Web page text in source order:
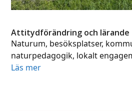
Attitydförändring och lärande
Naturum, besöksplatser,
naturpedagogik, lokalt
Läs mer